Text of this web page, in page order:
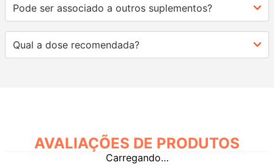
Pode ser associado a outros suplementos?
Qual a dose recomendada?
AVALIAÇÕES
Carregando…